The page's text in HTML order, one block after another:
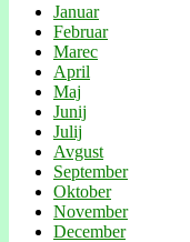
Januar
Februar
Marec
April
Maj
Junij
Julij
Avgust
September
Oktober
November
December